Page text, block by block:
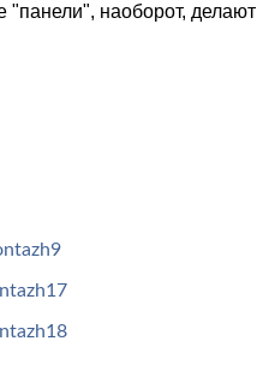
"панели", наоборот, делают